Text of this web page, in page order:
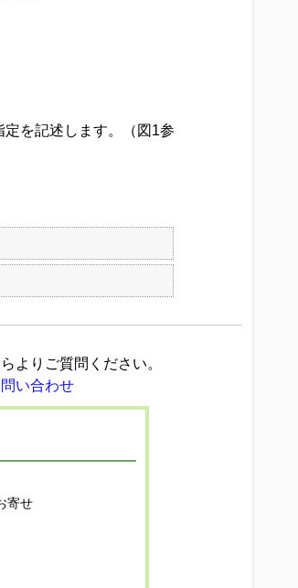
定を記述します。（図1参
よりご質問ください。
寄せ